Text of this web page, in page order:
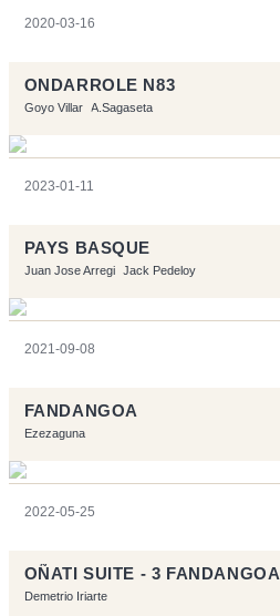
2020-03-16
ONDARROLE N83
Goyo Villar A.Sagaseta
2023-01-11
PAYS BASQUE
Juan Jose Arregi Jack Pedeloy
2021-09-08
FANDANGOA
Ezezaguna
2022-05-25
OÑATI SUITE - 3 FANDANGOA
Demetrio Iriarte